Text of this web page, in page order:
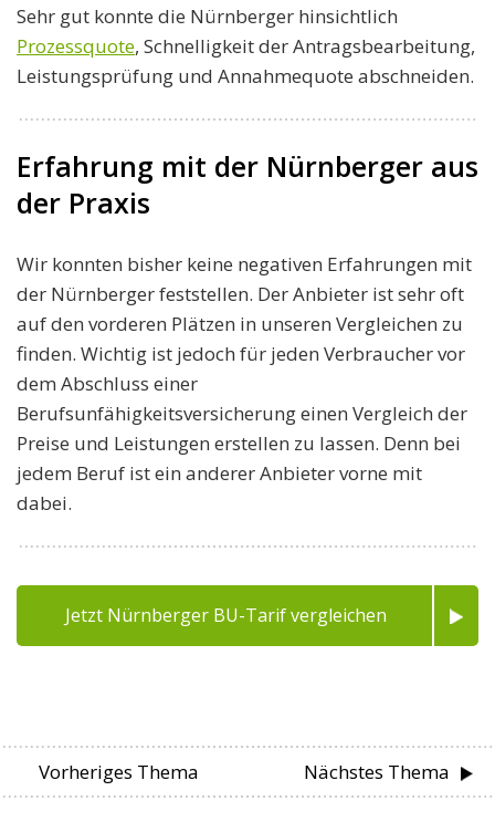
Sehr gut konnte die Nürnberger hinsichtlich
Prozessquote, Schnelligkeit der Antragsbearbeitung,
Leistungsprüfung und Annahmequote abschneiden.
Erfahrung mit der Nürnberger aus
der Praxis
Wir konnten bisher keine negativen Erfahrungen mit
der Nürnberger feststellen. Der Anbieter ist sehr oft
auf den vorderen Plätzen in unseren Vergleichen zu
finden. Wichtig ist jedoch für jeden Verbraucher vor
dem Abschluss einer
Berufsunfähigkeitsversicherung einen Vergleich der
Preise und Leistungen erstellen zu lassen. Denn bei
jedem Beruf ist ein anderer Anbieter vorne mit
dabei.
Jetzt Nürnberger BU-Tarif vergleichen
Vorheriges Thema Nächstes Thema